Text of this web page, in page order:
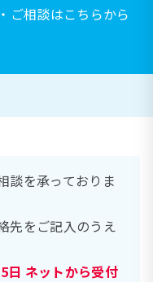
ご相談はこちらから
談を承っておりま
先をご記入のうえ
日 ネットから受付